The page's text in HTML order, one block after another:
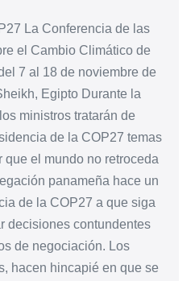
La Conferencia de las
el Cambio Climático de
7 al 18 de noviembre de
Egipto Durante la
ministros tratarán de
de la COP27 temas
el mundo no retroceda
panameña hace un
de la COP27 a que siga
decisiones contundentes
de negociación. Los
hacen hincapié en que se